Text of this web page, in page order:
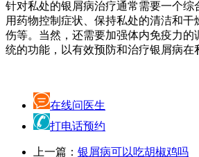
针对私处的银屑病治疗通常需要一个综
用药物控制症状、保持私处的清洁和干
伤等。当然，还需要加强体内免疫力的
统的功能，以有效预防和治疗银屑病在
在线问医生
打电话预约
上一篇： 银屑病可以吃胡椒鸡吗